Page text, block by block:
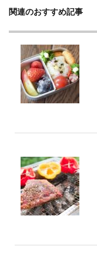
関連のおすすめ記事